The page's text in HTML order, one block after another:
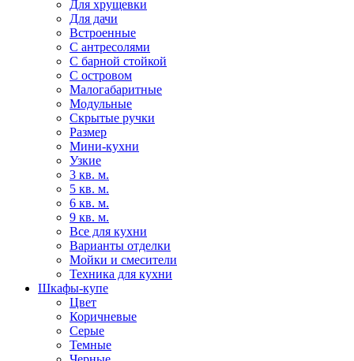
Для хрущевки
Для дачи
Встроенные
С антресолями
С барной стойкой
С островом
Малогабаритные
Модульные
Скрытые ручки
Размер
Мини-кухни
Узкие
3 кв. м.
5 кв. м.
6 кв. м.
9 кв. м.
Все для кухни
Варианты отделки
Мойки и смесители
Техника для кухни
Шкафы-купе
Цвет
Коричневые
Серые
Темные